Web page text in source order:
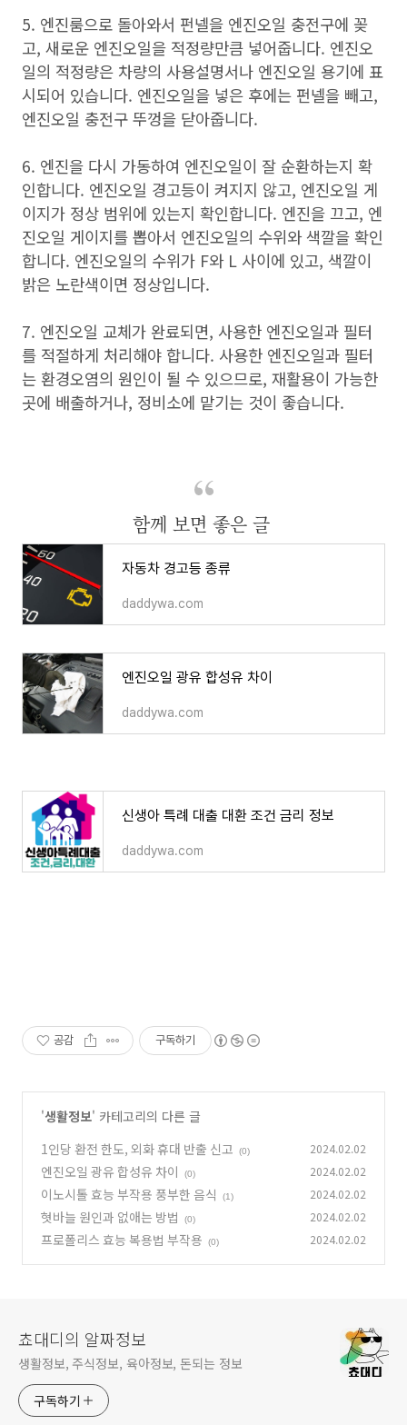
5. 엔진룸으로 돌아와서 펀넬을 엔진오일 충전구에 꽂
고, 새로운 엔진오일을 적정량만큼 넣어줍니다. 엔진오
일의 적정량은 차량의 사용설명서나 엔진오일 용기에 표
시되어 있습니다. 엔진오일을 넣은 후에는 펀넬을 빼고,
엔진오일 충전구 뚜껑을 닫아줍니다.
6. 엔진을 다시 가동하여 엔진오일이 잘 순환하는지 확
인합니다. 엔진오일 경고등이 켜지지 않고, 엔진오일 게
이지가 정상 범위에 있는지 확인합니다. 엔진을 끄고, 엔
진오일 게이지를 뽑아서 엔진오일의 수위와 색깔을 확인
합니다. 엔진오일의 수위가 F와 L 사이에 있고, 색깔이
밝은 노란색이면 정상입니다.
7. 엔진오일 교체가 완료되면, 사용한 엔진오일과 필터
를 적절하게 처리해야 합니다. 사용한 엔진오일과 필터
는 환경오염의 원인이 될 수 있으므로, 재활용이 가능한
곳에 배출하거나, 정비소에 맡기는 것이 좋습니다.
함께 보면 좋은 글
자동차 경고등 종류
daddywa.com
엔진오일 광유 합성유 차이
daddywa.com
신생아 특례 대출 대환 조건 금리 정보
daddywa.com
공감 구독하기
'생활정보' 카테고리의 다른 글
1인당 환전 한도, 외화 휴대 반출 신고
(0) 2024.02.02
엔진오일 광유 합성유 차이 (0) 2024.02.02
이노시톨 효능 부작용 풍부한 음식 (1) 2024.02.02
혓바늘 원인과 없애는 방법 (0) 2024.02.02
프로폴리스 효능 복용법 부작용 (0) 2024.02.02
쵸대디의 알짜정보
생활정보, 주식정보, 육아정보, 돈되는 정보
구독하기